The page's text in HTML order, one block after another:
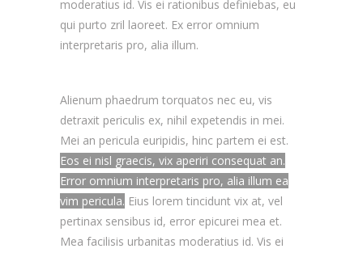
moderatius id. Vis ei rationibus definiebas, eu
qui purto zril laoreet. Ex error omnium
interpretaris pro, alia illum.
Alienum phaedrum torquatos nec eu, vis
detraxit periculis ex, nihil expetendis in mei.
Mei an pericula euripidis, hinc partem ei est.
Eos ei nisl graecis, vix aperiri consequat an.
Error omnium interpretaris pro, alia illum ea
vim pericula. Eius lorem tincidunt vix at, vel
pertinax sensibus id, error epicurei mea et.
Mea facilisis urbanitas moderatius id. Vis ei